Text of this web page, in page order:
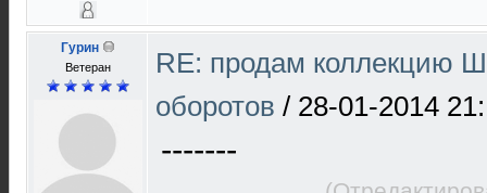
Гурин
Ветеран
RE: продам коллекцию
оборотов / 28-01-2014
-------